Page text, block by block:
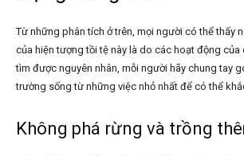
Từ những phân tích ở trên, mọi người có thể thấy
của hiện tượng tồi tệ này là do các hoạt động của
tìm được nguyên nhân, mỗi người hãy chung tay
trường sống từ những việc nhỏ nhất để có thể
Không phá rừng và trồng